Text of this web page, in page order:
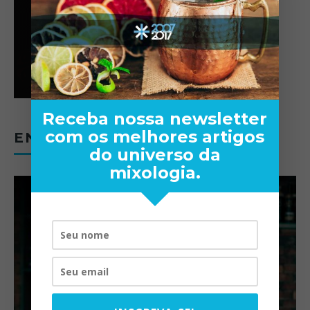
ENTREVISTAS
Receba nossa newsletter
com os melhores artigos
do universo da
mixologia.